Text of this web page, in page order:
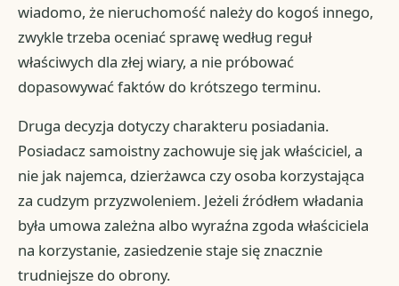
wiadomo, że nieruchomość należy do kogoś innego,
zwykle trzeba oceniać sprawę według reguł
właściwych dla złej wiary, a nie próbować
dopasowywać faktów do krótszego terminu.
Druga decyzja dotyczy charakteru posiadania.
Posiadacz samoistny zachowuje się jak właściciel, a
nie jak najemca, dzierżawca czy osoba korzystająca
za cudzym przyzwoleniem. Jeżeli źródłem władania
była umowa zależna albo wyraźna zgoda właściciela
na korzystanie, zasiedzenie staje się znacznie
trudniejsze do obrony.